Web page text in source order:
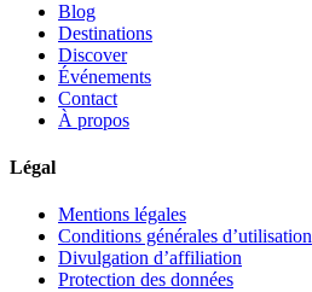
Blog
Destinations
Discover
Événements
Contact
À propos
Légal
Mentions légales
Conditions générales d’utilisation
Divulgation d’affiliation
Protection des données